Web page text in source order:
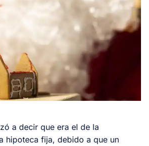
a decir que era el de la
hipoteca fija, debido a que un